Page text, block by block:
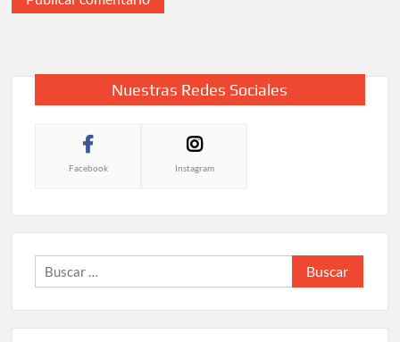
Nuestras Redes Sociales
Facebook Instagram